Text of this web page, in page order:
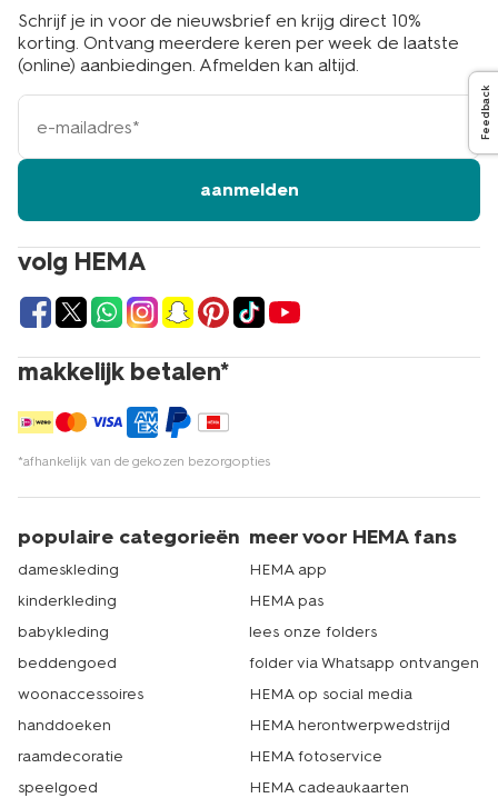
volg HEMA
makkelijk betalen*
*afhankelijk van de gekozen bezorgopties
Schrijf je in voor de nieuwsbrief en krijg direct 10%
korting. Ontvang meerdere keren per week de laatste
(online) aanbiedingen. Afmelden kan altijd.
e-
mailadres
aanmelden
populaire categorieën
dameskleding
kinderkleding
babykleding
beddengoed
woonaccessoires
handdoeken
raamdecoratie
speelgoed
meer voor HEMA fans
HEMA app
HEMA pas
lees onze folders
folder via Whatsapp ontvangen
HEMA op social media
HEMA herontwerpwedstrijd
HEMA fotoservice
HEMA cadeaukaarten
Feedback